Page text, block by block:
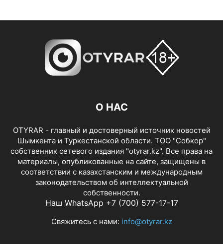
О НАС
OTYRAR - главный и достоверный источник новостей
Шымкента и Туркестанской области. ТОО "Собкор"
собственник сетевого издания "otyrar.kz". Все права на
материалы, опубликованные на сайте, защищены в
соответствии с казахстанским и международным
законодательством об интеллектуальной
собственности.
Наш WhatsApp +7 (700) 577-17-17
Свяжитесь с нами: info@otyrar.kz